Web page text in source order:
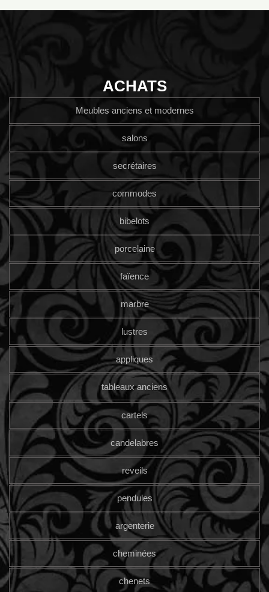
ACHATS
Meubles anciens et modernes
salons
secrétaires
commodes
bibelots
porcelaine
faïence
marbre
lustres
appliques
tableaux anciens
cartels
candelabres
reveils
pendules
argenterie
cheminées
chenets